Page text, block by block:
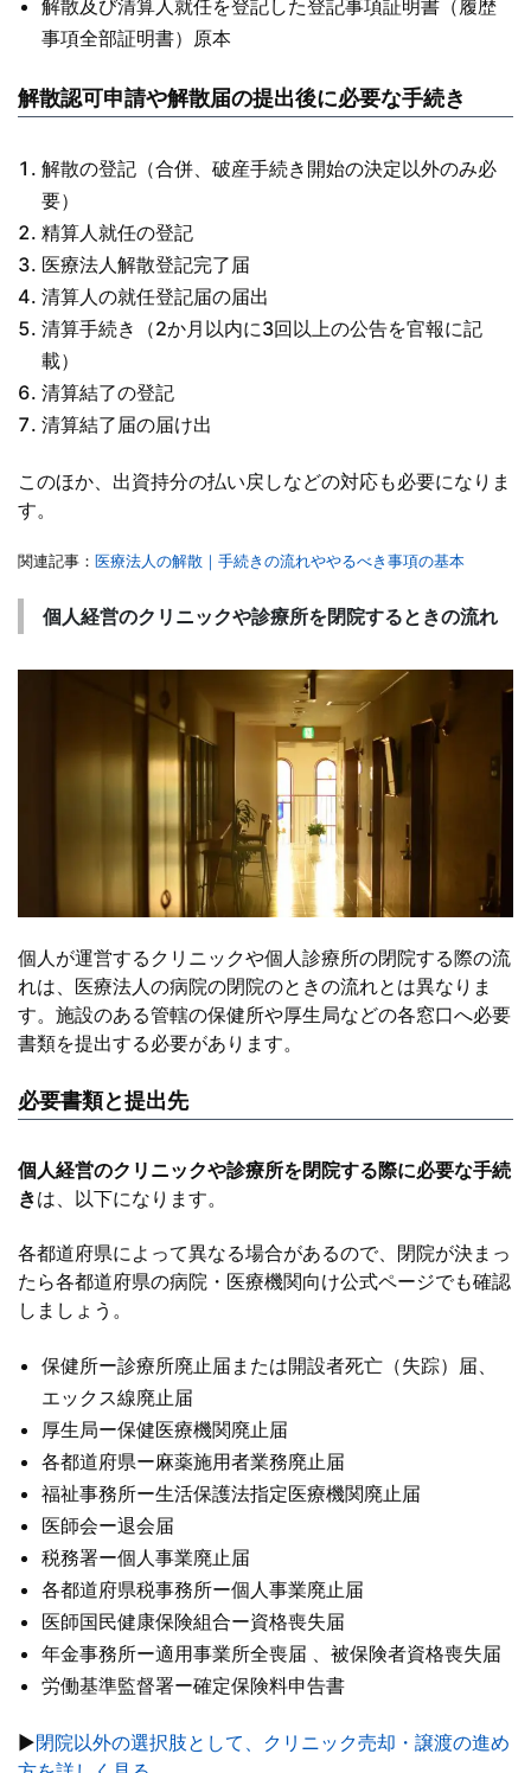
解散及び清算人就任を登記した登記事項証明書（履歴
事項全部証明書）原本
解散認可申請や解散届の提出後に必要な手続き
解散の登記（合併、破産手続き開始の決定以外のみ必
要）
精算人就任の登記
医療法人解散登記完了届
清算人の就任登記届の届出
清算手続き（2か月以内に3回以上の公告を官報に記
載）
清算結了の登記
清算結了届の届け出
このほか、出資持分の払い戻しなどの対応も必要になりま
す。
関連記事： 医療法人の解散｜手続きの流れややるべき事項の基本
個人経営のクリニックや診療所を閉院するときの流れ
個人が運営するクリニックや個人診療所の閉院する際の流
れは、医療法人の病院の閉院のときの流れとは異なりま
す。施設のある管轄の保健所や厚生局などの各窓口へ必要
書類を提出する必要があります。
必要書類と提出先
個人経営のクリニックや診療所を閉院する際に必要な手続
きは、以下になります。
各都道府県によって異なる場合があるので、閉院が決まっ
たら各都道府県の病院・医療機関向け公式ページでも確認
しましょう。
保健所ー診療所廃止届または開設者死亡（失踪）届、
エックス線廃止届
厚生局ー保健医療機関廃止届
各都道府県ー麻薬施用者業務廃止届
福祉事務所ー生活保護法指定医療機関廃止届
医師会ー退会届
税務署ー個人事業廃止届
各都道府県税事務所ー個人事業廃止届
医師国民健康保険組合ー資格喪失届
年金事務所ー適用事業所全喪届 、被保険者資格喪失届
労働基準監督署ー確定保険料申告書
▶閉院以外の選択肢として、クリニック売却・譲渡の進め